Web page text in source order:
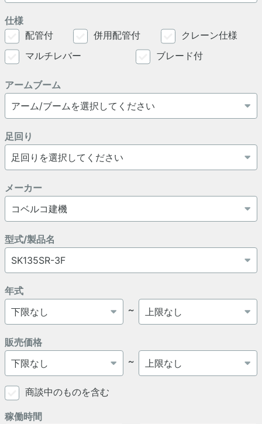
仕様
配管付
併用配管付
クレーン仕様
マルチレバー
ブレード付
アームブーム
足回り
メーカー
型式/製品名
年式
～
販売価格
～
商談中のものを含む
稼働時間